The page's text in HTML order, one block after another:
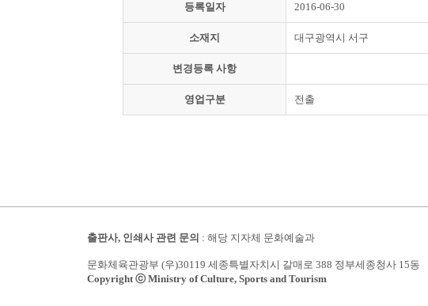
등록일자 2016-06-30
소재지 대구광역시 서구
변경등록 사항
영업구분 전출
출판사, 인쇄사 관련 문의 : 해당 지자체 문화예술과
문화체육관광부 (우)30119 세종특별자치시 갈매로 388 정부세종청사 15동
Copyright ⓒ Ministry of Culture, Sports and Tourism